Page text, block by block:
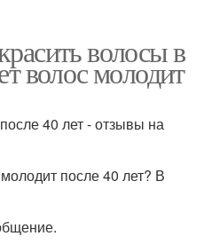
волосы в
волос молодит
40 лет - отзывы на
после 40 лет? В